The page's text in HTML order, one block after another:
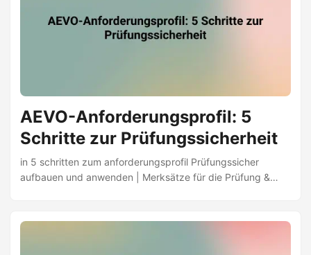
AEVO-Anforderungsprofil: 5
Schritte zur Prüfungssicherheit
in 5 schritten zum anforderungsprofil Prüfungssicher
aufbauen und anwenden | Merksätze für die Prüfung &